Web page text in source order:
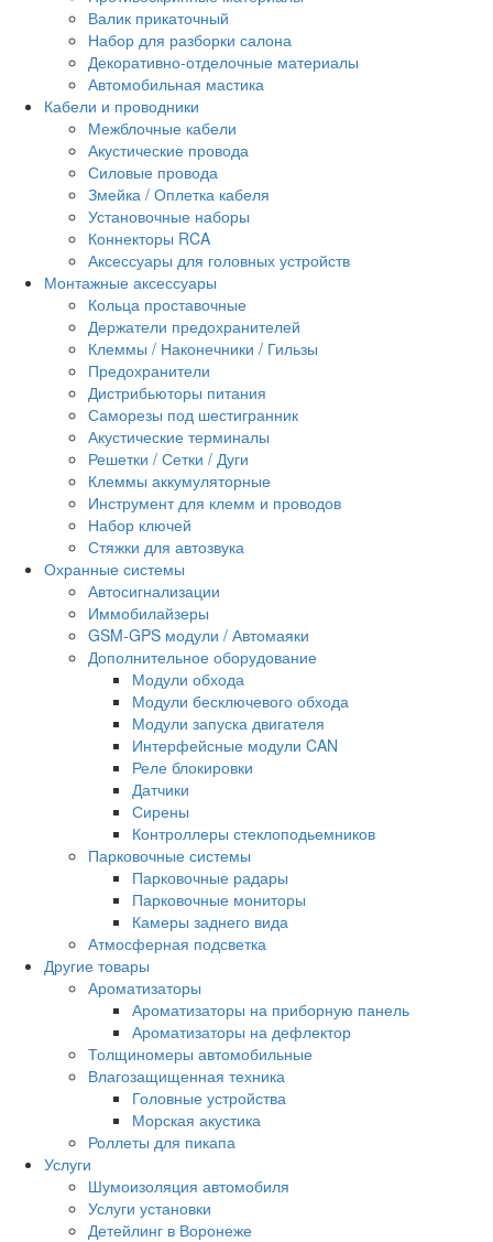
Валик прикаточный
Набор для разборки салона
Декоративно-отделочные материалы
Автомобильная мастика
Кабели и проводники
Межблочные кабели
Акустические провода
Силовые провода
Змейка / Оплетка кабеля
Установочные наборы
Коннекторы RCA
Аксессуары для головных устройств
Монтажные аксессуары
Кольца проставочные
Держатели предохранителей
Клеммы / Наконечники / Гильзы
Предохранители
Дистрибьюторы питания
Саморезы под шестигранник
Акустические терминалы
Решетки / Сетки / Дуги
Клеммы аккумуляторные
Инструмент для клемм и проводов
Набор ключей
Стяжки для автозвука
Охранные системы
Автосигнализации
Иммобилайзеры
GSM-GPS модули / Автомаяки
Дополнительное оборудование
Модули обхода
Модули бесключевого обхода
Модули запуска двигателя
Интерфейсные модули CAN
Реле блокировки
Датчики
Сирены
Контроллеры стеклоподьемников
Парковочные системы
Парковочные радары
Парковочные мониторы
Камеры заднего вида
Атмосферная подсветка
Другие товары
Ароматизаторы
Ароматизаторы на приборную панель
Ароматизаторы на дефлектор
Толщиномеры автомобильные
Влагозащищенная техника
Головные устройства
Морская акустика
Роллеты для пикапа
Услуги
Шумоизоляция автомобиля
Услуги установки
Детейлинг в Воронеже